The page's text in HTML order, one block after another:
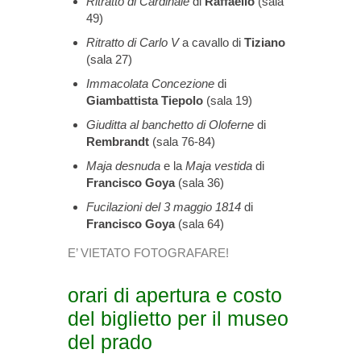
49)
Ritratto di Carlo Va cavallo di Tiziano
(sala 27)
Immacolata Concezione di
Giambattista Tiepolo(sala 19)
Giuditta al banchetto di Olofernedi
Rembrandt(sala 76-84)
Maja desnudae laMaja vestidadi
Francisco Goya(sala 36)
Fucilazioni del 3 maggio 1814di
Francisco Goya(sala 64)
E’ VIETATO FOTOGRAFARE!
orari di apertura e costo
del biglietto per il museo
del prado